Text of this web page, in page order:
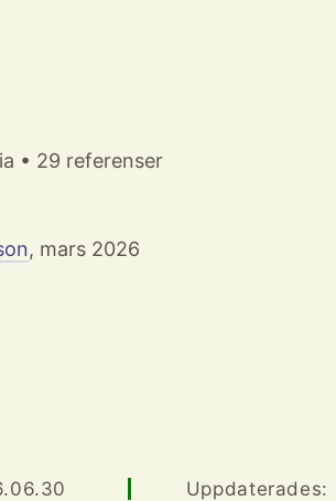
• 29 referenser
, mars 2026
Uppdaterades: